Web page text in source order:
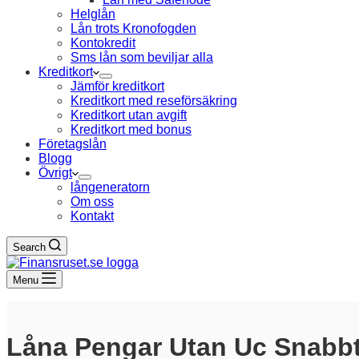
Helglån
Lån trots Kronofogden
Kontokredit
Sms lån som beviljar alla
Kreditkort
Jämför kreditkort
Kreditkort med reseförsäkring
Kreditkort utan avgift
Kreditkort med bonus
Företagslån
Blogg
Övrigt
långeneratorn
Om oss
Kontakt
Search
Menu
Låna Pengar Utan Uc